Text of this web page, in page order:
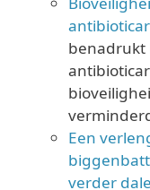
benadrukt
Een
verder